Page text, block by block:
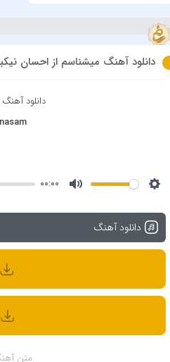
دانلود آهنگ میشناسم از احسان نیکبخش با
دانلود آهنگ
00:00
دانلود آهنگ
متن